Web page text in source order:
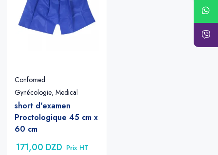
Confomed
Gynécologie, Medical
short d'examen
Proctologique 45 cm x
60 cm
171,00 DZD Prix HT